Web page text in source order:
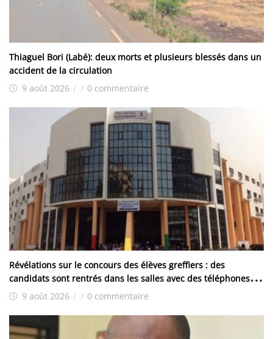
Thiaguel Bori (Labé): deux morts et plusieurs blessés dans un
accident de la circulation
9 août 2026 / / 0 commentaire
Révélations sur le concours des élèves greffiers : des
candidats sont rentrés dans les salles avec des téléphones et
d’autres ont reçu les traités
9 août 2026 / / 0 commentaire